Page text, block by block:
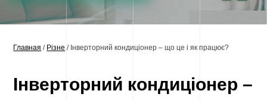
Главная / Різне / Інверторний кондиціонер – що це і як працює?
Інверторний кондиціонер –